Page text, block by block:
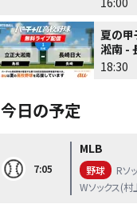
夏の甲
淞南 -
18:30
今日の予定
7:05
MLB
野球
Rソ
Wソックス(